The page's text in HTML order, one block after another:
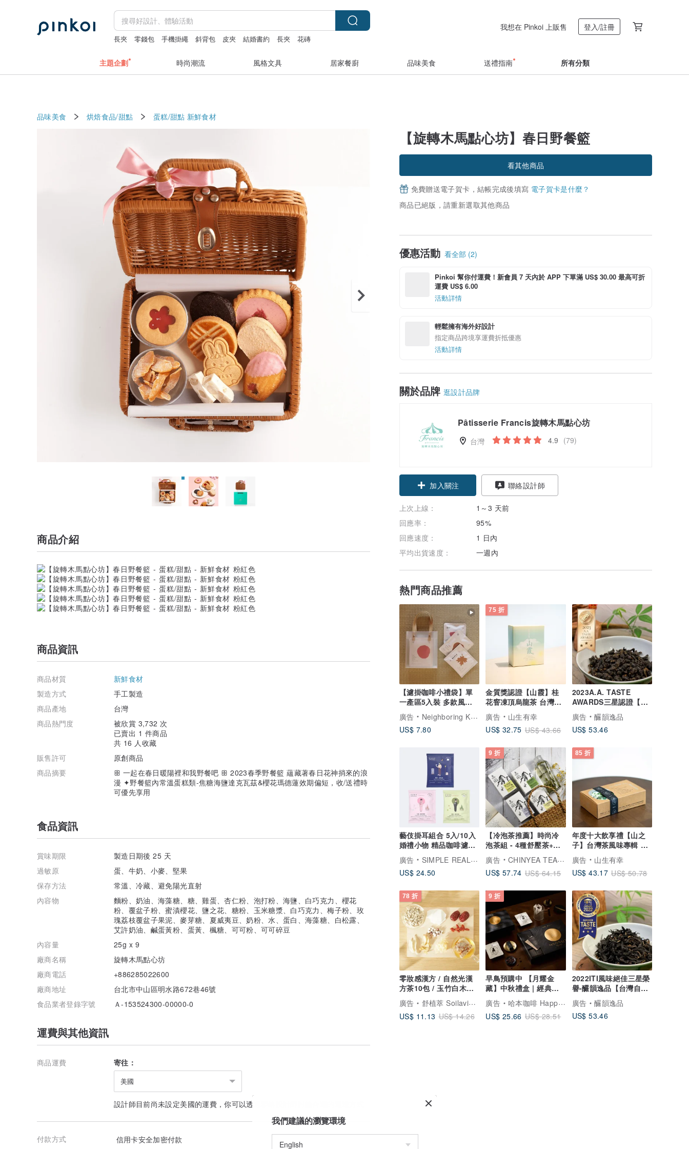
長夾 零錢包 手機掛繩 斜背包 皮夾 結婚書約 長夾 花磚
我想在 Pinkoi 上販售 登入/註冊
主題企劃 時尚潮流 風格文具 居家餐廚 品味美食 送禮指南 所有分類
品味美食 烘焙食品/甜點 蛋糕/甜點 新鮮食材
【旋轉木馬點心坊】春日野餐籃
看其他商品
免費贈送電子賀卡，結帳完成後填寫 電子賀卡是什麼？
商品已絕版，請重新選取其他商品
優惠活動 看全部 (2)
Pinkoi 幫你付運費！新會員 7 天內於 APP 下單滿 US$ 30.00 最高可折
運費 US$ 6.00
活動詳情
輕鬆擁有海外好設計
指定商品跨境享運費折抵優惠
活動詳情
關於品牌 逛設計品牌
Pâtisserie Francis旋轉木馬點心坊
台灣 4.9 (79)
加入關注 聯絡設計師
上次上線：
1～3 天前
回應率：
95%
回應速度：
1 日內
平均出貨速度：
一週內
熱門商品推薦
【濾掛咖啡小禮袋】單
一產區5入裝 多款風味
企業 禮盒 新年禮物
廣告
Neighboring Kaffa 鄰人咖啡
US$ 7.80
75 折
金質獎認證【山霞】桂
花窨凍頂烏龍茶 台灣原
葉立體袋茶10入
廣告
山生有幸
US$ 32.75 US$ 43.66
2023A.A. TASTE
AWARDS三星認證【台
灣自然農法∣蘭韻烏龍】
廣告
釅韻逸品
US$ 53.46
藝伎掛耳組合 5入/10入
婚禮小物 精品咖啡濾掛
包
廣告
SIMPLE REAL 想望咖啡
US$ 24.50
9 折
【冷泡茶推薦】時尚冷
泡茶組 - 4種舒壓茶+六
角冷泡瓶 (2種組合)
廣告
CHINYEA TEAPARK 沁意茶苑
US$ 57.74 US$ 64.15
85 折
年度十大飲享禮【山之
子】台灣茶風味專輯 原
葉立體袋茶盒裝
廣告
山生有幸
US$ 43.17 US$ 50.78
78 折
零妝感漢方 / 自然光漢
方茶10包 / 玉竹白木耳
紅棗
廣告
舒植萃 Soilavie | 天然植萃保養
US$ 11.13 US$ 14.26
9 折
早鳥預購中 【月耀金
藏】中秋禮盒 | 經典配
方-典雅款-小
廣告
哈本咖啡 Happen Coffee
US$ 25.66 US$ 28.51
2022ITI風味絕佳三星榮
譽-釅韻逸品【台灣自然
農法∣香蘋蜜烏龍】
廣告
釅韻逸品
US$ 53.46
商品介紹
商品資訊
商品材質
新鮮食材
製造方式
手工製造
商品產地
台灣
商品熱門度
被欣賞 3,732 次
已賣出 1 件商品
共 16 人收藏
販售許可
原創商品
商品摘要
ꕥ 一起在春日暖陽裡和我野餐吧 ꕥ 2023春季野餐籃 蘊藏著春日花神捎來的浪
漫 ✦野餐籃內常溫蛋糕類-焦糖海鹽達克瓦茲&櫻花瑪德蓮效期偏短，收/送禮時
可優先享用
食品資訊
賞味期限
製造日期後 25 天
過敏原
蛋、牛奶、小麥、堅果
保存方法
常溫、冷藏、避免陽光直射
內容物
麵粉、奶油、海藻糖、糖、雞蛋、杏仁粉、泡打粉、海鹽、白巧克力、櫻花
粉、覆盆子粉、蜜漬櫻花、鹽之花、糖粉、玉米糖漿、白巧克力、梅子粉、玫
瑰荔枝覆盆子果泥、麥芽糖、夏威夷豆、奶粉、水、蛋白、海藻糖、白松露、
艾許奶油、鹹蛋黃粉、蛋黃、楓糖、可可粉、可可碎豆
內容量
25g x 9
廠商名稱
旋轉木馬點心坊
廠商電話
+886285022600
廠商地址
台北市中山區明水路672巷46號
食品業者登錄字號
Ａ-153524300-00000-0
運費與其他資訊
商品運費 寄往：
美國
設計師目前尚未設定美國的運費，你可以透過
付款方式 信用卡安全加密付款
我們建議的瀏覽環境